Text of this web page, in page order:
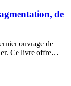
de
ouvrage de
Ce livre offre…